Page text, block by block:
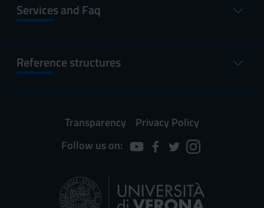
Services and Faq
Reference structures
Transparency
Privacy Policy
Follow us on: